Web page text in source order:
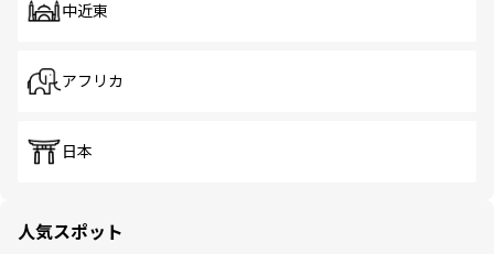
中近東
アフリカ
日本
人気スポット